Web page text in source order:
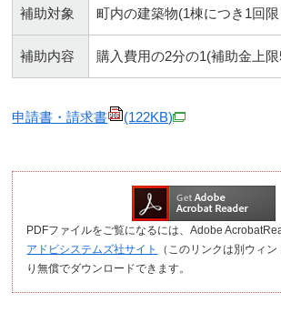
補助対象 町内の建築物(1棟につき1回
補助内容 購入費用の2分の1(補助金上
申請書・請求書 (122KB)
PDFファイルをご覧になるには、Adobe
アドビシステムズ社サイト
（このリンクは別ウィ
り無償でダウンロードできます。